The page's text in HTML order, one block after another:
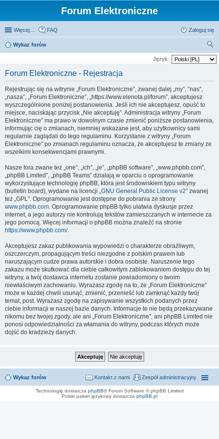
Forum Elektroniczne
Więcej… FAQ Zaloguj się
Wykaz forów
zu
Język:
Forum Elektroniczne - Rejestracja
Rejestrując się na witrynie „Forum Elektroniczne”, zwanej dalej „my”, ”nas”,
„nasza”, „Forum Elektroniczne”, „https://www.elenota.pl/forum”, akceptujesz
wyszczególnione poniżej postanowienia. Jeśli ich nie akceptujesz, opuść to
miejsce, naciskając przycisk „Nie akceptuję”. Administracja witryny „Forum
Elektroniczne” ma prawo w dowolnym czasie zmienić poniższe postanowienia,
informując cię o zmianach, niemniej wskazane jest, aby użytkownicy sami
regularnie zaglądali do tego regulaminu. Korzystanie z witryny „Forum
Elektroniczne” po zmianach regulaminu oznacza, że akceptujesz te zmiany ze
wszelkimi konsekwencjami prawnymi.
Nasze fora zwane też „one”, „ich”, „je”, „phpBB software”, „www.phpbb.com”,
„phpBB Limited”, „phpBB Teams” działają w oparciu o oprogramowanie
wykorzystujące technologię phpBB, która jest środowiskiem typu witryny
(bulletin board), wydane na licencji „GNU General Public License v2” zwanej
też „GPL”. Oprogramowanie jest dostępne do pobrania ze strony
www.phpbb.com. Oprogramowanie phpBB tylko ułatwia dyskusje przez
internet, a jego autorzy nie kontrolują tekstów zamieszczanych w internecie za
jego pomocą. Więcej informacji o phpBB można znaleźć na stronie
https://www.phpbb.com/.
Akceptujesz zakaz publikowania wypowiedzi o charakterze obraźliwym,
oszczerczym, propagującym treści niezgodne z polskim prawem lub
naruszającym cudze prawa autorskie i dobra osobiste. Naruszenie tego
zakazu może skutkować dla ciebie całkowitym zablokowaniem dostępu do tej
witryny, a twój dostawca internetu zostanie powiadomiony o twoim
niewłaściwym zachowaniu. Wyrażasz zgodę na to, że „Forum Elektroniczne”
może w każdej chwili usunąć, zmienić, przenieść lub zamknąć każdy twój
temat, post. Wyrażasz zgodę na zapisywanie wszystkich podanych przez
ciebie informacji w naszej bazie danych. Informacje te nie będą przekazywane
nikomu bez twojej zgody, ale ani „Forum Elektroniczne”, ani phpBB Limited nie
ponosi odpowiedzialności za włamania do witryny, podczas których może
dojść do kradzieży danych.
Wykaz forów Zespół administracyjny
Kontakt z nami
Technologię dostarcza phpBB® Forum Software © phpBB Limited
Polski pakiet językowy dostarcza phpBB.pl